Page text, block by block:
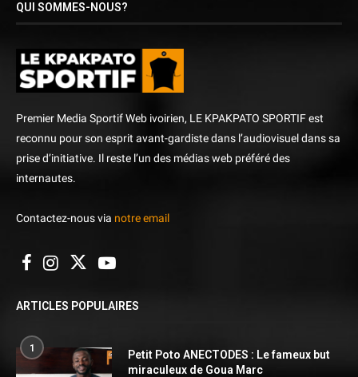
QUI SOMMES-NOUS?
Premier Media Sportif Web ivoirien, LE KPAKPATO SPORTIF est
reconnu pour son esprit avant-gardiste dans l’audiovisuel dans sa
prise d’initiative. Il reste l’un des médias web préféré des
internautes.
Contactez-nous via notre email
ARTICLES POPULAIRES
1
Petit Poto ANECTODES : Le fameux but
miraculeux de Goua Marc